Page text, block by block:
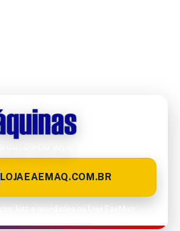
LOJAEAEMAQ.COM.BR